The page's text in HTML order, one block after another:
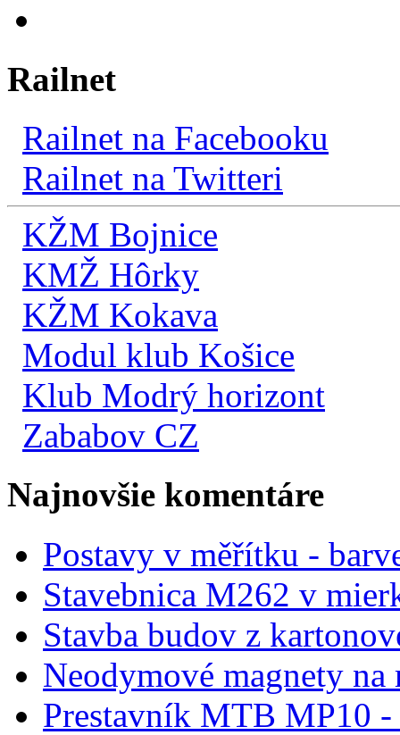
Railnet
Railnet na Facebooku
Railnet na Twitteri
KŽM Bojnice
KMŽ Hôrky
KŽM Kokava
Modul klub Košice
Klub Modrý horizont
Zababov CZ
Najnovšie komentáre
Postavy v měřítku -
Stavebnica M262 v
Stavba budov z
Neodymové magnety na
Prestavník MTB MP10